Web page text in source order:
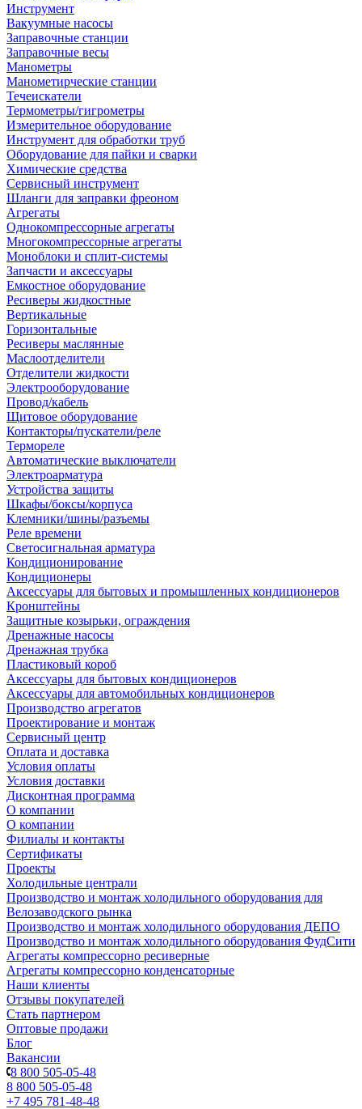
Инструмент
Вакуумные насосы
Заправочные станции
Заправочные весы
Манометры
Манометирческие станции
Течеискатели
Термометры/гигрометры
Измерительное оборудование
Инструмент для обработки труб
Оборудование для пайки и сварки
Химические средства
Сервисный инструмент
Шланги для заправки фреоном
Агрегаты
Однокомпрессорные агрегаты
Многокомпрессорные агрегаты
Моноблоки и сплит-системы
Запчасти и аксессуары
Емкостное оборудование
Ресиверы жидкостные
Вертикальные
Горизонтальные
Ресиверы маслянные
Маслоотделители
Отделители жидкости
Электрооборудование
Провод/кабель
Щитовое оборудование
Контакторы/пускатели/реле
Термореле
Автоматические выключатели
Электроарматура
Устройства защиты
Шкафы/боксы/корпуса
Клемники/шины/разъемы
Реле времени
Светосигнальная арматура
Кондиционирование
Кондиционеры
Аксессуары для бытовых и промышленных кондиционеров
Кронштейны
Защитные козырьки, ограждения
Дренажные насосы
Дренажная трубка
Пластиковый короб
Аксессуары для бытовых кондиционеров
Аксессуары для автомобильных кондиционеров
Производство агрегатов
Проектирование и монтаж
Сервисный центр
Оплата и доставка
Условия оплаты
Условия доставки
Дисконтная программа
О компании
О компании
Филиалы и контакты
Сертификаты
Проекты
Холодильные централи
Производство и монтаж холодильного оборудования для
Велозаводского рынка
Производство и монтаж холодильного оборудования ДЕПО
Производство и монтаж холодильного оборудования ФудСити
Агрегаты компрессорно ресиверные
Агрегаты компрессорно конденсаторные
Наши клиенты
Отзывы покупателей
Стать партнером
Оптовые продажи
Блог
Вакансии
8 800 505-05-48
8 800 505-05-48
+7 495 781-48-48